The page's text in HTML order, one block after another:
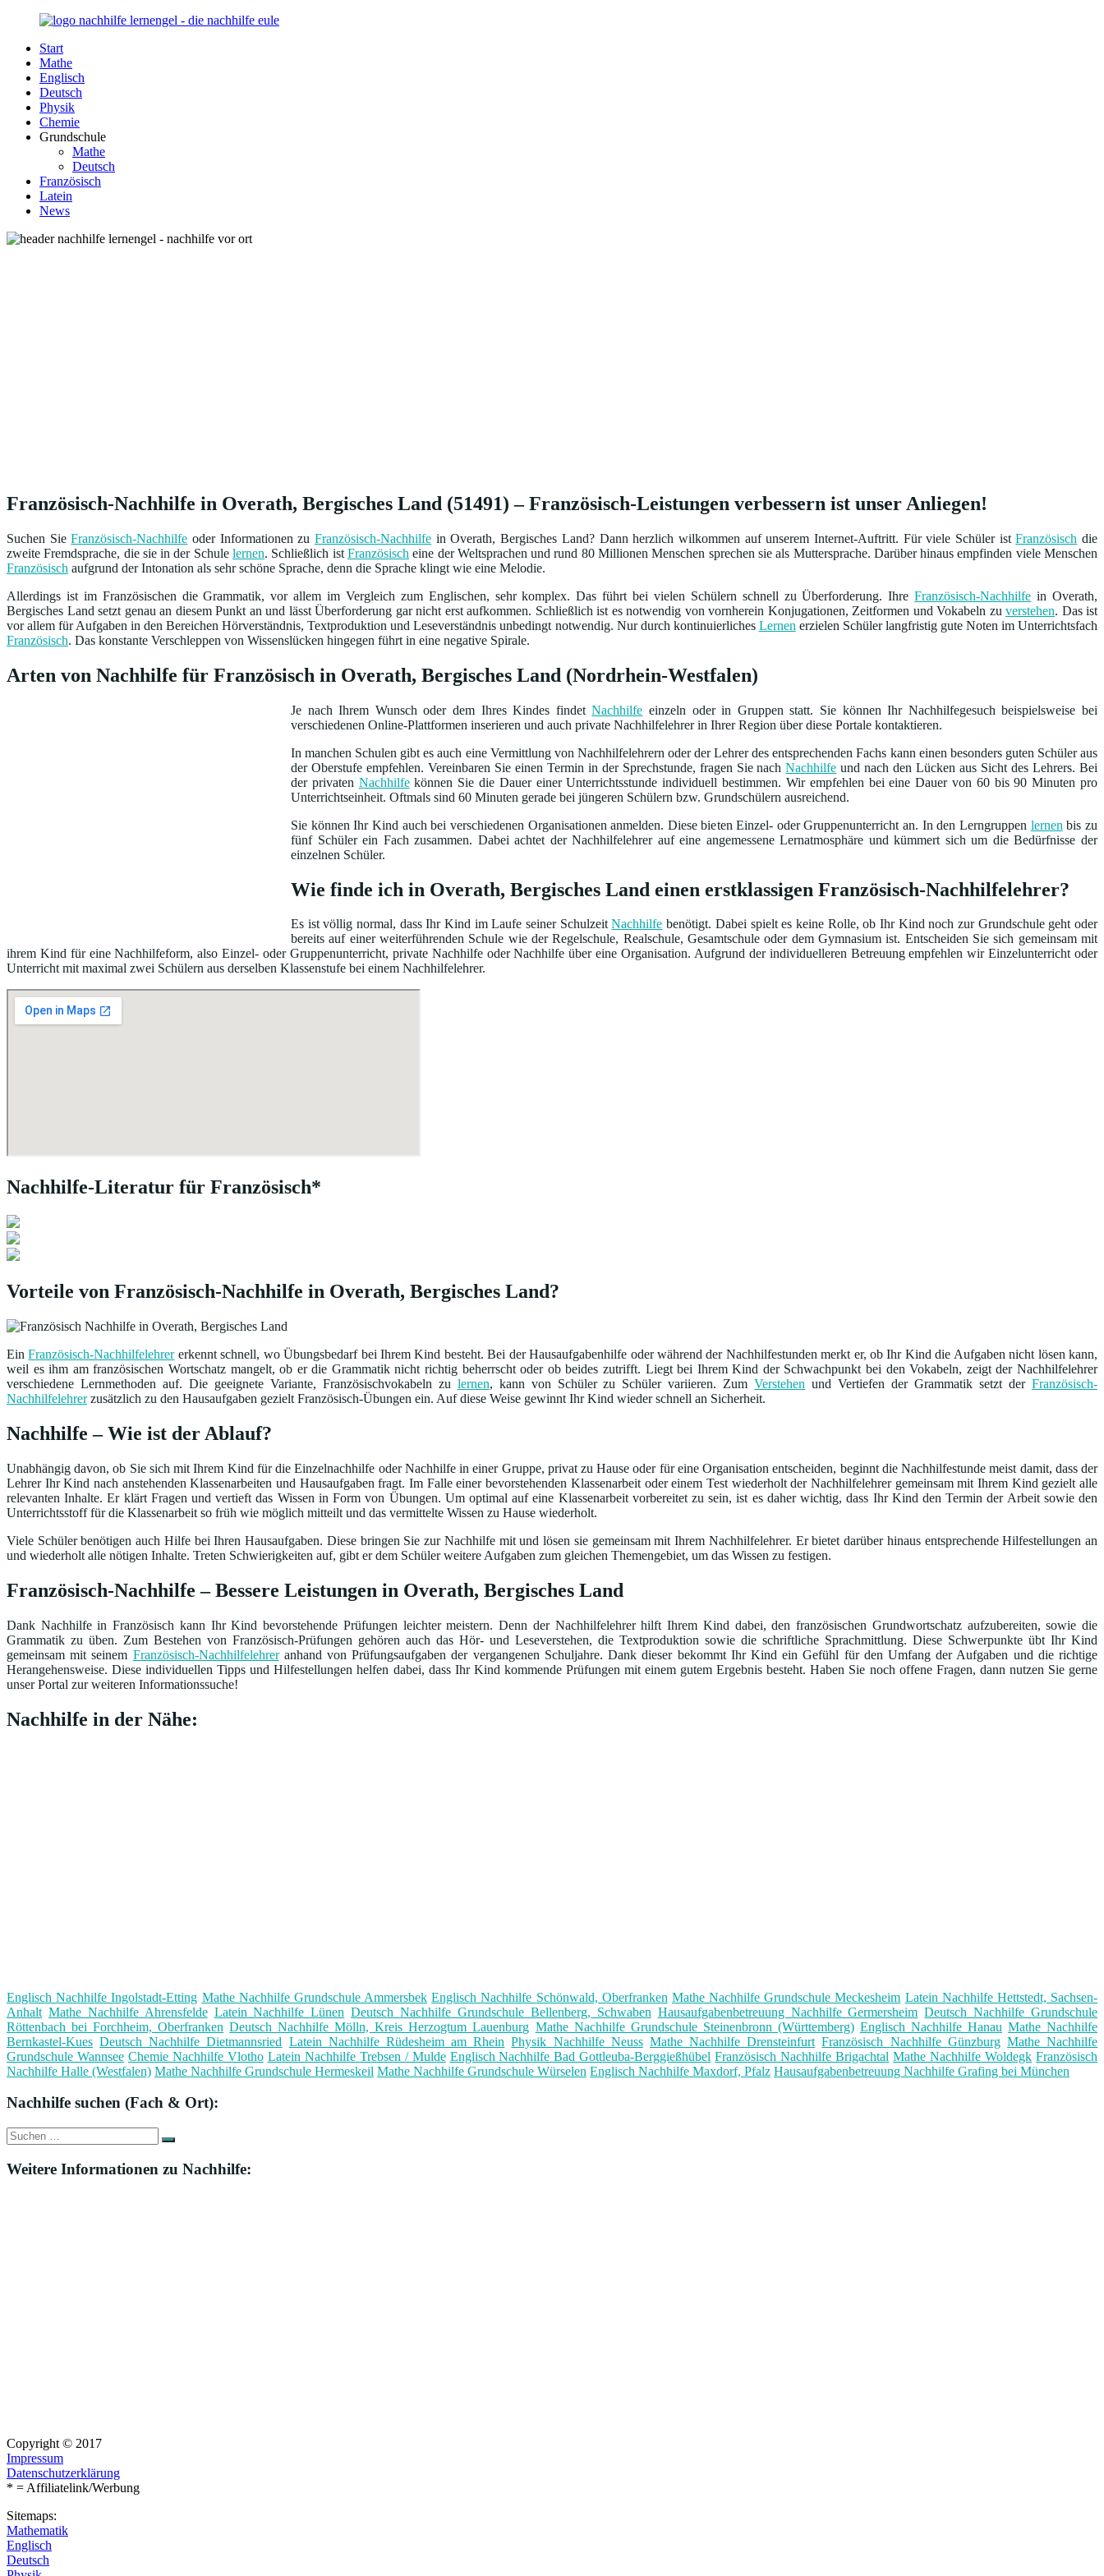
Zurück
Inhalt
Nachhilfe-
Lernengel.de
Unsere
Nachhilfe-
Eule
berät
zum
Damit
Lernen
Spaß
Start
Mathe
Englisch
Deutsch
Physik
Chemie
Grundschule
Mathe
Deutsch
Französisch
Latein
News
Französisch-Nachhilfe in Overath, Bergisches Land (51491) – Französisch-Leistungen verbessern ist unser Anliegen!
Suchen SieFranzösisch-Nachhilfe oder Informationen zuFranzösisch-Nachhilfe in Overath, Bergisches Land? Dann herzlich wilkommen auf unserem Internet-Auftritt. Für viele Schüler istFranzösisch die
zweite Fremdsprache, die sie in der Schulelernen. Schließlich ist Französisch eine der Weltsprachen und rund 80 Millionen Menschen sprechen sie als Muttersprache. Darüber hinaus empfinden viele Menschen
Französisch aufgrund der Intonation als sehr schöne Sprache, denn die Sprache klingt wie eine Melodie.
Allerdings ist im Französischen die Grammatik, vor allem im Vergleich zum Englischen, sehr komplex. Das führt bei vielen Schülern schnell zu Überforderung. IhreFranzösisch-Nachhilfe in Overath,
Bergisches Land setzt genau an diesem Punkt an und lässt Überforderung gar nicht erst aufkommen. Schließlich ist es notwendig von vornherein Konjugationen, Zeitformen und Vokabeln zu verstehen. Das ist
vor allem für Aufgaben in den Bereichen Hörverständnis, Textproduktion und Leseverständnis unbedingt notwendig. Nur durch kontinuierliches Lernen erzielen Schüler langfristig gute Noten im Unterrichtsfach
Französisch. Das konstante Verschleppen von Wissenslücken hingegen führt in eine negative Spirale.
Arten von Nachhilfe für Französisch in Overath, Bergisches Land (Nordrhein-Westfalen)
Je nach Ihrem Wunsch oder dem Ihres Kindes findetNachhilfe einzeln oder in Gruppen statt. Sie können Ihr Nachhilfegesuch beispielsweise bei
verschiedenen Online-Plattformen inserieren und auch private Nachhilfelehrer in Ihrer Region über diese Portale kontaktieren.
In manchen Schulen gibt es auch eine Vermittlung von Nachhilfelehrern oder der Lehrer des entsprechenden Fachs kann einen besonders guten Schüler aus
der Oberstufe empfehlen. Vereinbaren Sie einen Termin in der Sprechstunde, fragen Sie nachNachhilfe und nach den Lücken aus Sicht des Lehrers. Bei
der privaten Nachhilfekönnen Sie die Dauer einer Unterrichtsstunde individuell bestimmen. Wir empfehlen bei eine Dauer von 60 bis 90 Minuten pro
Unterrichtseinheit. Oftmals sind 60 Minuten gerade bei jüngeren Schülern bzw. Grundschülern ausreichend.
Sie können Ihr Kind auch bei verschiedenen Organisationen anmelden. Diese bieten Einzel- oder Gruppenunterricht an. In den Lerngruppen lernen bis zu
fünf Schüler ein Fach zusammen. Dabei achtet der Nachhilfelehrer auf eine angemessene Lernatmosphäre und kümmert sich um die Bedürfnisse der
einzelnen Schüler.
Wie finde ich in Overath, Bergisches Land einen erstklassigen Französisch-Nachhilfelehrer?
Es ist völlig normal, dass Ihr Kind im Laufe seiner SchulzeitNachhilfe benötigt. Dabei spielt es keine Rolle, ob Ihr Kind noch zur Grundschule geht oder
bereits auf einer weiterführenden Schule wie der Regelschule, Realschule, Gesamtschule oder dem Gymnasium ist. Entscheiden Sie sich gemeinsam mit
ihrem Kind für eine Nachhilfeform, also Einzel- oder Gruppenunterricht, private Nachhilfe oder Nachhilfe über eine Organisation. Aufgrund der individuelleren Betreuung empfehlen wir Einzelunterricht oder
Unterricht mit maximal zwei Schülern aus derselben Klassenstufe bei einem Nachhilfelehrer.
Nachhilfe-Literatur für Französisch*
Vorteile von Französisch-Nachhilfe in Overath, Bergisches Land?
EinFranzösisch-Nachhilfelehrererkennt schnell, wo Übungsbedarf bei Ihrem Kind besteht. Bei der Hausaufgabenhilfe oder während der Nachhilfestunden merkt er, ob Ihr Kind die Aufgaben nicht lösen kann,
weil es ihm am französischen Wortschatz mangelt, ob er die Grammatik nicht richtig beherrscht oder ob beides zutrifft. Liegt bei Ihrem Kind der Schwachpunkt bei den Vokabeln, zeigt der Nachhilfelehrer
verschiedene Lernmethoden auf. Die geeignete Variante, Französischvokabeln zu lernen, kann von Schüler zu Schüler variieren. ZumVerstehen und Vertiefen der Grammatik setzt derFranzösisch-
Nachhilfelehrerzusätzlich zu den Hausaufgaben gezielt Französisch-Übungen ein. Auf diese Weise gewinnt Ihr Kind wieder schnell an Sicherheit.
Nachhilfe – Wie ist der Ablauf?
Unabhängig davon, ob Sie sich mit Ihrem Kind für die Einzelnachhilfe oder Nachhilfe in einer Gruppe, privat zu Hause oder für eine Organisation entscheiden, beginnt die Nachhilfestunde meist damit, dass der
Lehrer Ihr Kind nach anstehenden Klassenarbeiten und Hausaufgaben fragt. Im Falle einer bevorstehenden Klassenarbeit oder einem Test wiederholt der Nachhilfelehrer gemeinsam mit Ihrem Kind gezielt alle
relevanten Inhalte. Er klärt Fragen und vertieft das Wissen in Form von Übungen. Um optimal auf eine Klassenarbeit vorbereitet zu sein, ist es daher wichtig, dass Ihr Kind den Termin der Arbeit sowie den
Unterrichtsstoff für die Klassenarbeit so früh wie möglich mitteilt und das vermittelte Wissen zu Hause wiederholt.
Viele Schüler benötigen auch Hilfe bei Ihren Hausaufgaben. Diese bringen Sie zur Nachhilfe mit und lösen sie gemeinsam mit Ihrem Nachhilfelehrer. Er bietet darüber hinaus entsprechende Hilfestellungen an
und wiederholt alle nötigen Inhalte. Treten Schwierigkeiten auf, gibt er dem Schüler weitere Aufgaben zum gleichen Themengebiet, um das Wissen zu festigen.
Französisch-Nachhilfe – Bessere Leistungen in Overath, Bergisches Land
Dank Nachhilfe in Französisch kann Ihr Kind bevorstehende Prüfungen leichter meistern. Denn der Nachhilfelehrer hilft Ihrem Kind dabei, den französischen Grundwortschatz aufzubereiten, sowie die
Grammatik zu üben. Zum Bestehen von Französisch-Prüfungen gehören auch das Hör- und Leseverstehen, die Textproduktion sowie die schriftliche Sprachmittlung. Diese Schwerpunkte übt Ihr Kind
gemeinsam mit seinem Französisch-Nachhilfelehreranhand von Prüfungsaufgaben der vergangenen Schuljahre. Dank dieser bekommt Ihr Kind ein Gefühl für den Umfang der Aufgaben und die richtige
Herangehensweise. Diese individuellen Tipps und Hilfestellungen helfen dabei, dass Ihr Kind kommende Prüfungen mit einem gutem Ergebnis besteht. Haben Sie noch offene Fragen, dann nutzen Sie gerne
unser Portal zur weiteren Informationssuche!
Nachhilfe in der Nähe:
Englisch Nachhilfe Ingolstadt-Etting Mathe Nachhilfe Grundschule Ammersbek Englisch Nachhilfe Schönwald, Oberfranken Mathe Nachhilfe Grundschule Meckesheim Latein Nachhilfe Hettstedt, Sachsen-
Anhalt Mathe Nachhilfe Ahrensfelde Latein Nachhilfe Lünen Deutsch Nachhilfe Grundschule Bellenberg, Schwaben Hausaufgabenbetreuung Nachhilfe Germersheim Deutsch Nachhilfe Grundschule
Röttenbach bei Forchheim, Oberfranken Deutsch Nachhilfe Mölln, Kreis Herzogtum Lauenburg Mathe Nachhilfe Grundschule Steinenbronn (Württemberg) Englisch Nachhilfe Hanau Mathe Nachhilfe
Bernkastel-Kues Deutsch Nachhilfe Dietmannsried Latein Nachhilfe Rüdesheim am Rhein Physik Nachhilfe Neuss Mathe Nachhilfe Drensteinfurt Französisch Nachhilfe Günzburg Mathe Nachhilfe
Grundschule Wannsee Chemie Nachhilfe Vlotho Latein Nachhilfe Trebsen / Mulde Englisch Nachhilfe Bad Gottleuba-Berggießhübel Französisch Nachhilfe Brigachtal Mathe Nachhilfe Woldegk Französisch
Nachhilfe Halle (Westfalen) Mathe Nachhilfe Grundschule Hermeskeil Mathe Nachhilfe Grundschule Würselen Englisch Nachhilfe Maxdorf, Pfalz Hausaufgabenbetreuung Nachhilfe Grafing bei München
Nachhilfe suchen (Fach & Ort):
Suche
nach:
Suchen
Weitere Informationen zu Nachhilfe:
Copyright © 2017
Impressum
Datenschutzerklärung
* = Affiliatelink/Werbung
Sitemaps:
Mathematik
Englisch
Deutsch